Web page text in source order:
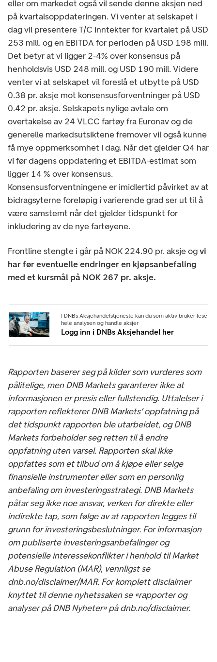
eller om markedet også vil sende denne aksjen ned
på kvartalsoppdateringen. Vi venter at selskapet i
dag vil presentere T/C inntekter for kvartalet på USD
253 mill. og en EBITDA for perioden på USD 198 mill.
Det betyr at vi ligger 2-4% over konsensus på
henholdsvis USD 248 mill. og USD 190 mill. Videre
venter vi at selskapet vil foreslå et utbytte på USD
0.38 pr. aksje mot konsensusforventninger på USD
0.42 pr. aksje. Selskapets nylige avtale om
overtakelse av 24 VLCC fartøy fra Euronav og de
generelle markedsutsiktene fremover vil også kunne
få mye oppmerksomhet i dag. Når det gjelder Q4 har
vi før dagens oppdatering et EBITDA-estimat som
ligger 14 % over konsensus.
Konsensusforventningene er imidlertid påvirket av at
bidragsyterne foreløpig i varierende grad ser ut til å
være samstemt når det gjelder tidspunkt for
inkludering av de nye fartøyene.
Frontline stengte i går på NOK 224.90 pr. aksje ogvi
har før eventuelle endringer en kjøpsanbefaling
med et kursmål på NOK 267 pr. aksje.
I DNBs Aksjehandelstjeneste kan du som aktiv bruker lese
hele analysen og handle aksjer
Logg inn i DNBs Aksjehandel her
Rapporten baserer seg på kilder som vurderes som
pålitelige, men DNB Markets garanterer ikke at
informasjonen er presis eller fullstendig. Uttalelser i
rapporten reflekterer DNB Markets’ oppfatning på
det tidspunkt rapporten ble utarbeidet, og DNB
Markets forbeholder seg retten til å endre
oppfatning uten varsel. Rapporten skal ikke
oppfattes som et tilbud om å kjøpe eller selge
finansielle instrumenter eller som en personlig
anbefaling om investeringsstrategi. DNB Markets
påtar seg ikke noe ansvar, verken for direkte eller
indirekte tap, som følge av at rapporten legges til
grunn for investeringsbeslutninger. For informasjon
om publiserte investeringsanbefalinger og
potensielle interessekonflikter i henhold til Market
Abuse Regulation (MAR), vennligst se
dnb.no/disclaimer/MAR. For komplett disclaimer
knyttet til denne nyhetssaken se «rapporter og
analyser på DNB Nyheter» på dnb.no/disclaimer.